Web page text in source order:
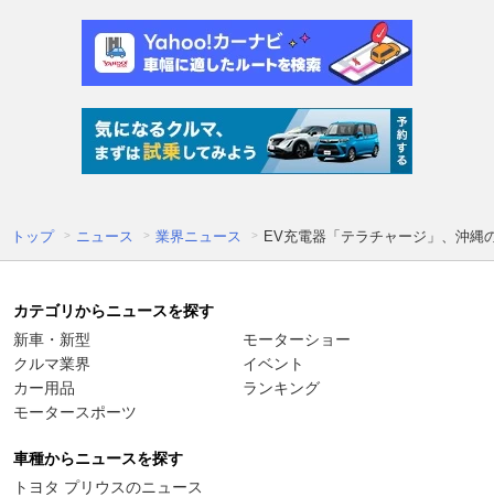
トップ ニュース 業界ニュース EV充電器「テラチャージ」、沖縄
カテゴリからニュースを探す
新車・新型
クルマ業界
カー用品
モータースポーツ
モーターショー
イベント
ランキング
車種からニュースを探す
トヨタ プリウスのニュース